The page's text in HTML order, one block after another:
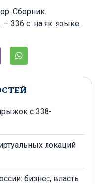
с 338-
локаций
бизнес, власть
Сборник.
336 с. на як. языке.